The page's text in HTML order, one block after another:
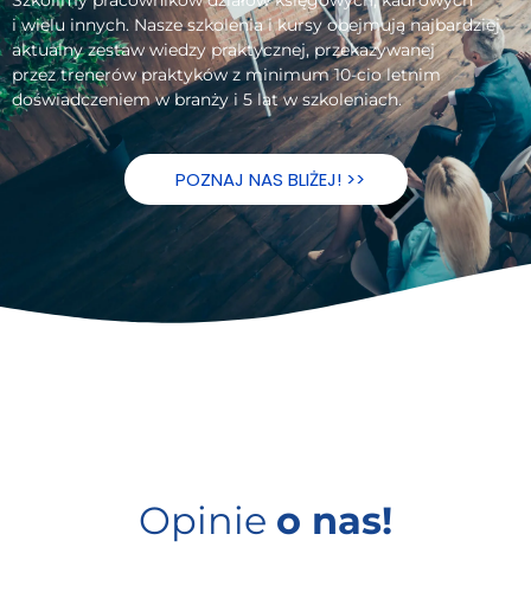
i wielu innych. Nasze szkolenia i kursy obejmują najbardziej
aktualny zestaw wiedzy praktycznej, przekazywanej
przez trenerów praktyków z minimum 10-cio letnim
doświadczeniem w branży i 5 lat w szkoleniach.
POZNAJ NAS BLIŻEJ! >>
Opinie o nas!